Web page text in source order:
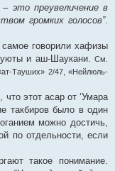
это преувеличение в
громких голосов”.
говорили хафизы
и аш-Шаукани.
См.
Тауших» 2/47, «Нейлюль-
этот асар от ‘Умара
такбиров было в один
можно достичь,
по отдельности, если
такое понимание.